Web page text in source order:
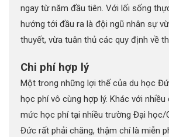
ngay từ năm đầu tiên. Với lối sống
hướng tới đầu ra là đội ngũ nhân sự
thuyết, vừa tuân thủ các quy định về
Chi phí hợp lý
Một trong những lợi thế của du học
học phí vô cùng hợp lý. Khác với nhiều
mức học phí tại nhiều trường Đại học/
Đức rất phải chăng, thậm chí là miễn